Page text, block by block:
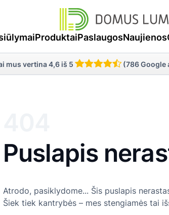
ProduktaiPaslaugosNaujienos
mus vertina 4,6 iš 5 (786 Google
Puslapis
Atrodo, pasiklydome... Šis puslapis
Šiek tiek kantrybės – mes stengiamės tai